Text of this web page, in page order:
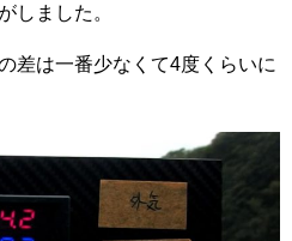
しました。
差は一番少なくて4度くらいに